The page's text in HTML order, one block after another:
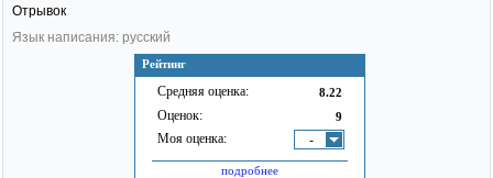
Рейтинг
Средняя оценка: 8.22
Оценок: 9
Моя оценка: -
подробнее
Отрывок
Язык написания: русский